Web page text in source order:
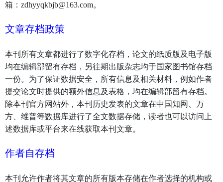
箱： zdhyyqkbjb@163.com。
文章存档政策
本刊所有文章都进行了数字化存档，论文的纸质版及电子版
均在编辑部留有存档，另往期出版杂志均于国家图书馆存档
一份。为了保证数据安全，所有信息及相关材料，例如作者
提交论文时提供的额外信息及表格，均在编辑部留有存档。
除本刊官方网站外，本刊历史发表的文章在中国知网、万
方、维普等数据库进行了全文数据存储，读者也可以访问上
述数据库或平台来在线获取本刊文章。
作者自存档
本刊允许作者将其文章的所有版本存储在作者选择的机构或